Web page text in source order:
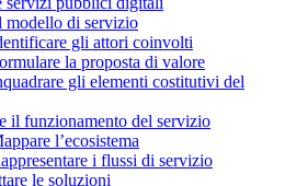
modello di servizio
gli attori coinvolti
la proposta di valore
gli elementi costitutivi del
il funzionamento del servizio
l’ecosistema
i flussi di servizio
le soluzioni